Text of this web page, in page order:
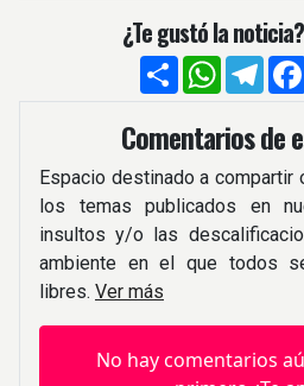
¿Te gustó la
Compartir
Comentarios de
Espacio destinado a compartir
los temas publicados en
insultos y/o las
ambiente en el que todos
libres. Ver más
No hay comentarios